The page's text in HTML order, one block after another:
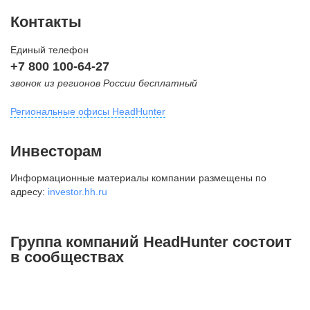
Контакты
Единый телефон
+7 800 100-64-27
звонок из регионов России бесплатный
Региональные офисы HeadHunter
внутригородская территория
Муниципальный округ Тверской,
2-я Брестская ул., д. 48,
+7 495 980-64-27
Инвесторам
Информационные материалы компании размещены по
адресу: investor.hh.ru
Группа компаний HeadHunter состоит
в сообществах